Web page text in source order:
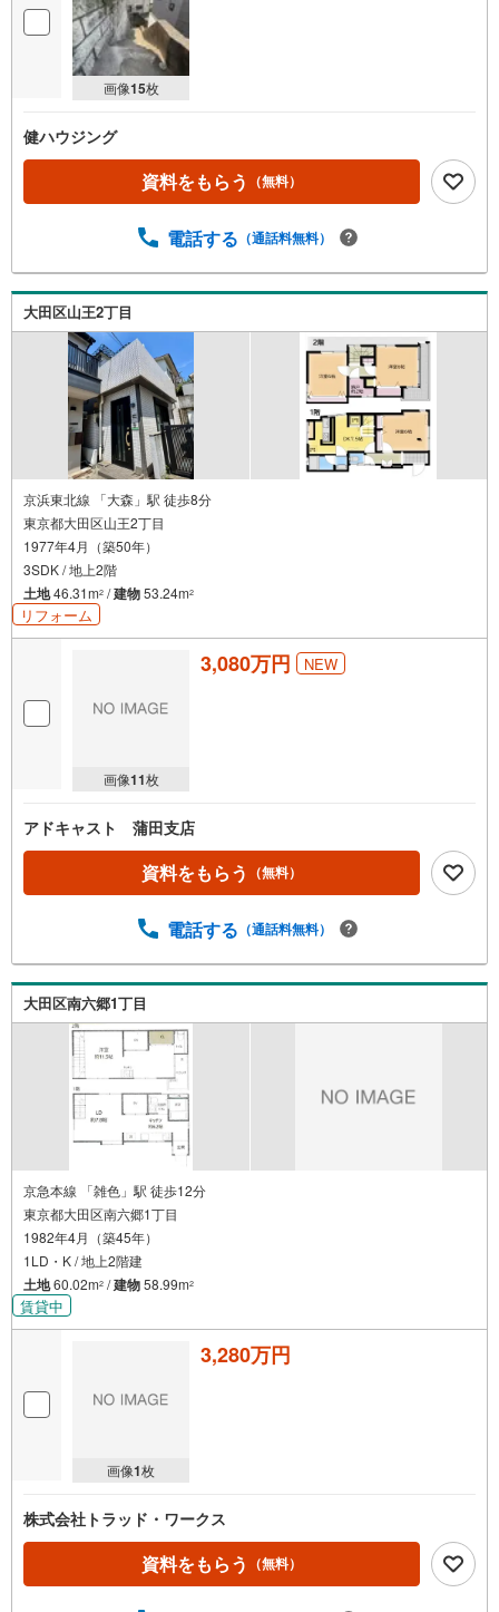
画像15枚
健ハウジング
資料をもらう （無料）
電話する （通話料無料）
大田区山王2丁目
京浜東北線 「大森」駅 徒歩8分
東京都大田区山王2丁目
1977年4月（築50年）
3SDK / 地上2階
土地46.31m2 /建物53.24m2
リフォーム
画像11枚
3,080万円 NEW
アドキャスト 蒲田支店
資料をもらう （無料）
電話する （通話料無料）
大田区南六郷1丁目
京急本線 「雑色」駅 徒歩12分
東京都大田区南六郷1丁目
1982年4月（築45年）
1LD・K / 地上2階建
土地60.02m2 /建物58.99m2
賃貸中
画像1枚
3,280万円
株式会社トラッド・ワークス
資料をもらう （無料）